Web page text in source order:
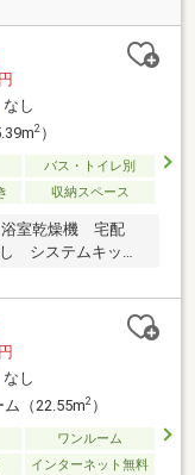
なし
2）
バス・トイレ別
収納スペース
室乾燥機 宅配
システムキッチ
なし
（22.55m2）
ワンルーム
インターネット無料